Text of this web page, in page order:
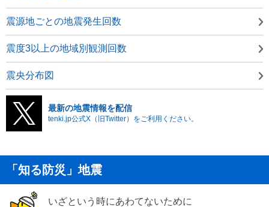
震源地ごとの地震発生回数
震度3以上の地域別観測回数
震央分布図
最新の地震情報を配信
tenki.jp公式X（旧Twitter）をご利用ください。
「知る防災」地震
いざという時にあわてないために